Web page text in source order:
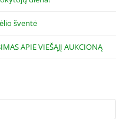
šventė
APIE VIEŠĄJĮ AUKCIONĄ